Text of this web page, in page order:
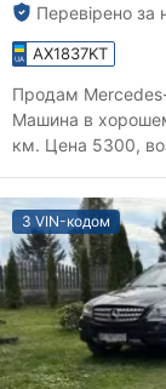
Перевірено
AX1837KT
Продам
Машина в
км. Цена 5300,
З VIN-кодом